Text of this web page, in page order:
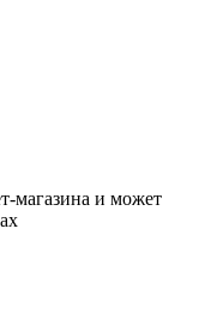
магазина и может